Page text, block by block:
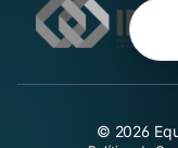
© 2026